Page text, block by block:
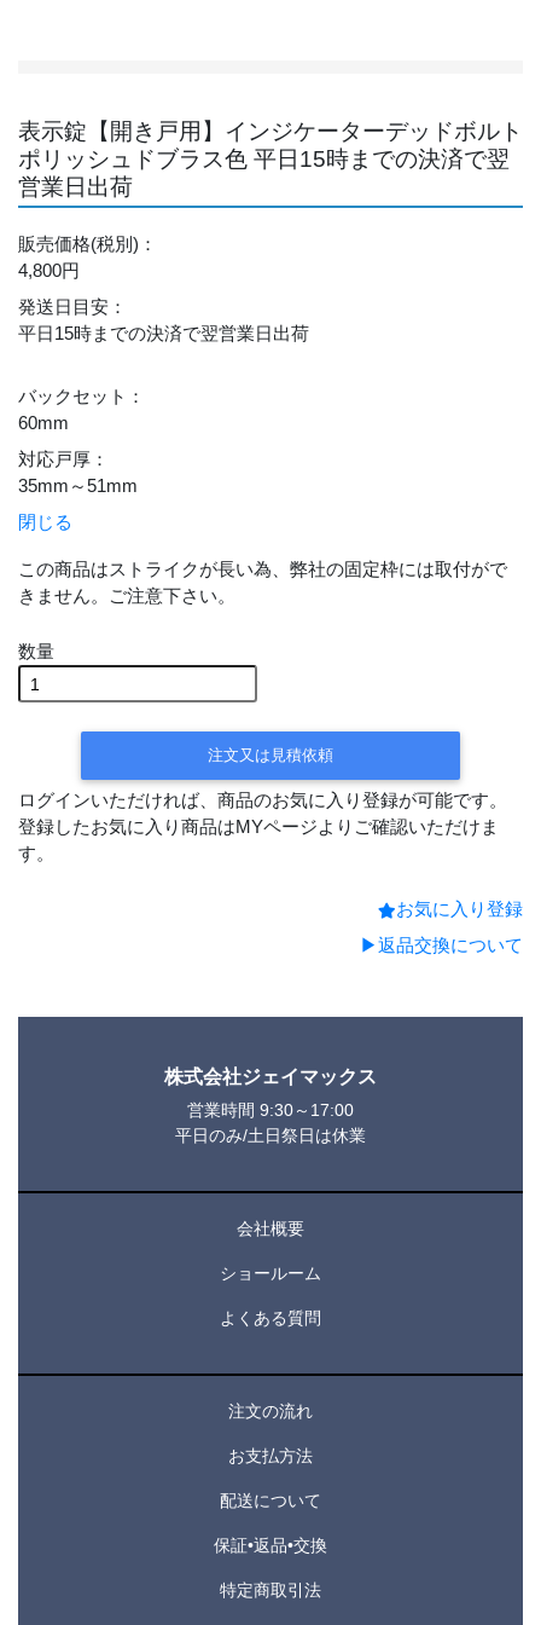
表示錠【開き戸用】インジケーターデッドボルト
ポリッシュドブラス色 平日15時までの決済で翌
営業日出荷
販売価格(税別) ：
4,800円
発送日目安 ：
平日15時までの決済で翌営業日出荷
バックセット ：
60mm
対応戸厚 ：
35mm～51mm
閉じる
この商品はストライクが長い為、弊社の固定枠には取付がで
きません。ご注意下さい。
数量
注文又は見積依頼
ログインいただければ、商品のお気に入り登録が可能です。
登録したお気に入り商品はMYページよりご確認いただけま
す。
お気に入り登録
▶返品交換について
株式会社ジェイマックス
営業時間 9:30～17:00
平日のみ/土日祭日は休業
会社概要
ショールーム
よくある質問
注文の流れ
お支払方法
配送について
保証•返品•交換
特定商取引法